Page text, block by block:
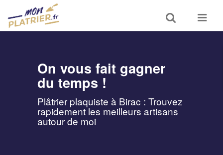
Toggle
search
Toggle
On vous fait gagner
du temps !
Plâtrier plaquiste à Birac : Trouvez
rapidement les meilleurs artisans
autour de moi